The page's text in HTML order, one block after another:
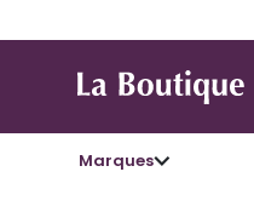
Marques